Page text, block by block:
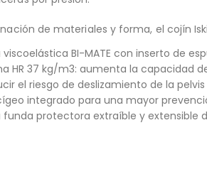
de materiales y forma, el cojín
BI-MATE con inserto de
HR 37 kg/m3: aumenta la capacidad
el riesgo de deslizamiento de la
integrado para una mayor
funda protectora extraíble y